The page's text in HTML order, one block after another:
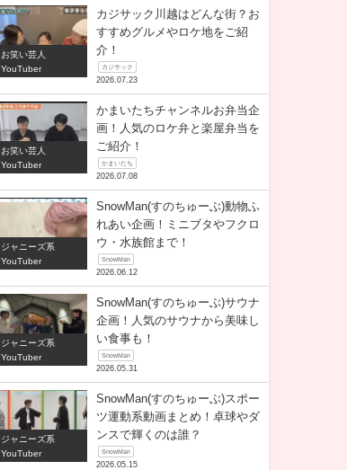
お笑い芸人
YouTuber
カジサック川越はどんな街？お
すすめグルメやロケ地をご紹
介！
カジサック
2026.07.23
お笑い芸人
YouTuber
かまいたちチャンネルお弁当企
画！人気のロケ弁と楽屋弁当を
ご紹介！
かまいたち
2026.07.08
ジャニーズ系
YouTuber
SnowMan(すのちゅーぶ)動物ふ
れあい企画！ミニブタやフクロ
ウ・水族館まで！
SnowMan
2026.06.12
ジャニーズ系
YouTuber
SnowMan(すのちゅーぶ)サウナ
企画！人気のサウナから美味し
い食事も！
SnowMan
2026.05.31
ジャニーズ系
YouTuber
SnowMan(すのちゅーぶ)スポー
ツ運動系動画まとめ！卓球やダ
ンスで輝くのは誰？
SnowMan
2026.05.15